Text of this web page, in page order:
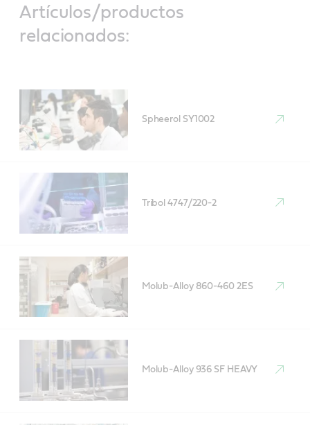
Artículos/productos
relacionados:
Spheerol SY1002
Tribol 4747/220-2
Molub-Alloy 860-460 2ES
Molub-Alloy 936 SF HEAVY